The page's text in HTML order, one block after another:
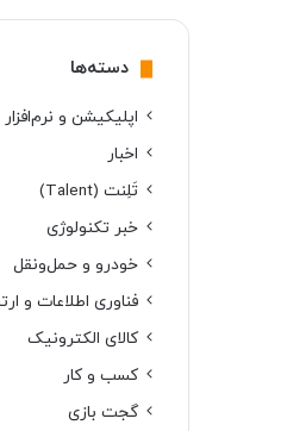
دسته‌ها
اپلیکیشن و نرم‌افزار
اخبار
تَلِنت (Talent)
خبر تکنولوژی
خودرو و حمل‌و‌نقل
فناوری اطلاعات و
کالای الکترونیک
کسب و کار
گجت بازی